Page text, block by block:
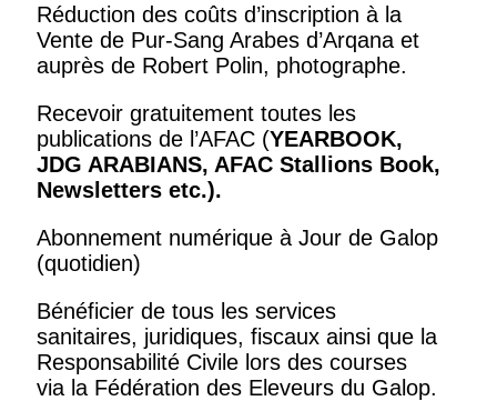
Réduction des coûts d’inscription à la
Vente de Pur-Sang Arabes d’Arqana et
auprès de Robert Polin, photographe.
Recevoir gratuitement toutes les
publications de l’AFAC (YEARBOOK,
JDG ARABIANS, AFAC Stallions Book,
Newsletters etc.).
Abonnement numérique à Jour de Galop
(quotidien)
Bénéficier de tous les services
sanitaires, juridiques, fiscaux ainsi que la
Responsabilité Civile lors des courses
via la Fédération des Eleveurs du Galop.